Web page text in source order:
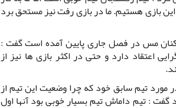
بازی هستیم. ما در بازی رفت نیز مستحق برد
مس در فصل جاری پایین آمده است گفت :
اعتقاد دارد و حتی در اکثر بازی ها نیز از
تیم سابق خود که چرا وضعیت این تیم از
گفت : تیم داماش تیم بسیار خوبی بود آنها اول